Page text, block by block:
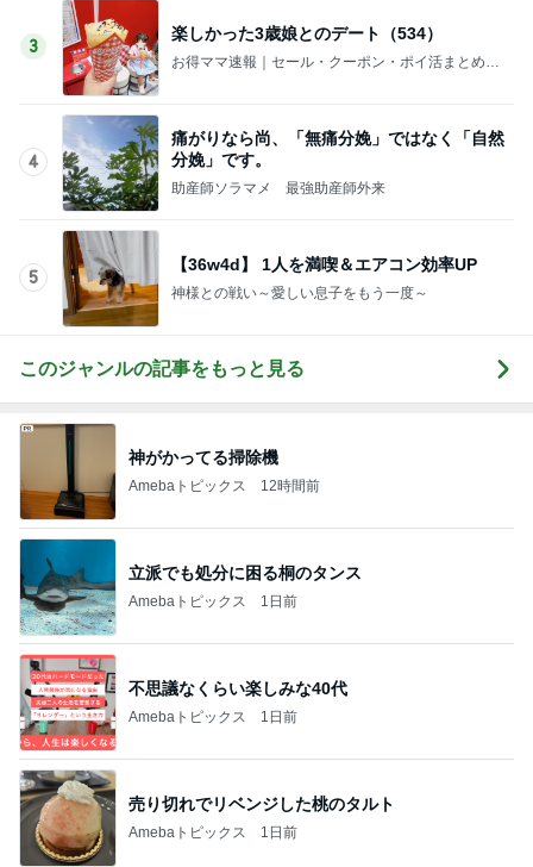
3
楽しかった3歳娘とのデート（534）
お得ママ速報｜セール・クーポン・ポイ活まとめブ
4
痛がりなら尚、「無痛分娩」ではなく「自然
分娩」です。
助産師ソラマメ 最強助産師外来
5
【36w4d】 1人を満喫＆エアコン効率UP
神様との戦い～愛しい息子をもう一度～
このジャンルの記事をもっと見る
神がかってる掃除機
Amebaトピックス 12時間前
立派でも処分に困る桐のタンス
Amebaトピックス 1日前
不思議なくらい楽しみな40代
Amebaトピックス 1日前
売り切れでリベンジした桃のタルト
Amebaトピックス 1日前